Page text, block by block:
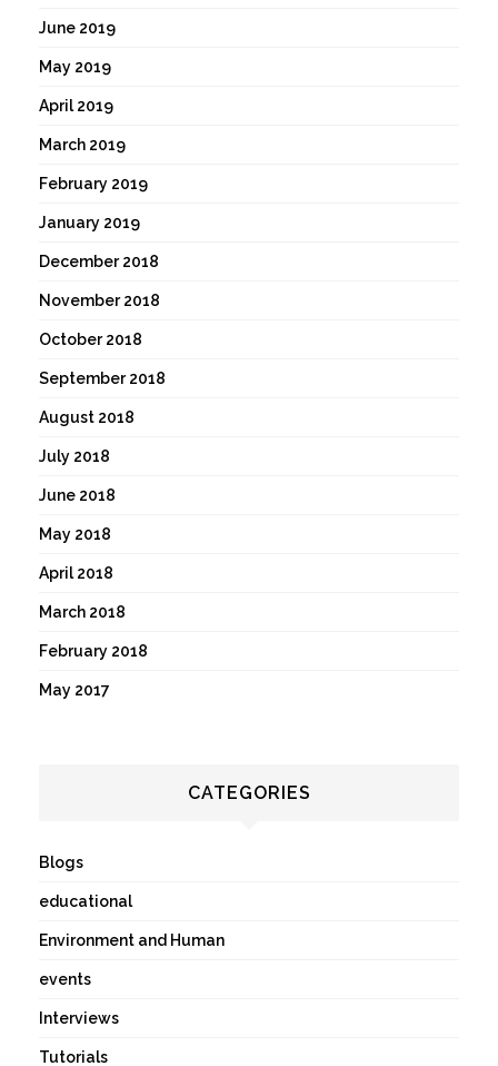
June 2019
May 2019
April 2019
March 2019
February 2019
January 2019
December 2018
November 2018
October 2018
September 2018
August 2018
July 2018
June 2018
May 2018
April 2018
March 2018
February 2018
May 2017
CATEGORIES
Blogs
educational
Environment and Human
events
Interviews
Tutorials